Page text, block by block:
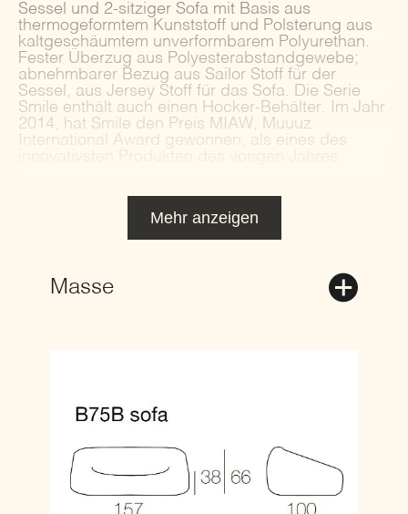
Sessel und 2-sitziger Sofa mit Basis aus
thermogeformtem Kunststoff und Polsterung aus
kaltgeschäumtem unverformbarem Polyurethan.
Fester Überzug aus Polyesterabstandgewebe;
abnehmbarer Bezug aus Sailor Stoff für der
Sessel, aus Jersey Stoff für das Sofa. Die Serie
Smile enthält auch einen Hocker-Behälter. Im Jahr
2014, hat Smile den Preis MIAW, Muuuz
International Award gewonnen, als eines des
Mehr anzeigen
Masse